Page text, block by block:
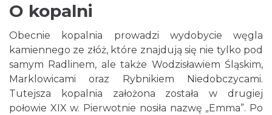
O kopalni
Obecnie kopalnia prowadzi wydobycie węgla
kamiennego ze złóż, które znajdują się nie tylko pod
samym Radlinem, ale także Wodzisławiem Śląskim,
Marklowicami oraz Rybnikiem Niedobczycami.
Tutejsza kopalnia założona została w drugiej
połowie XIX w. Pierwotnie nosiła nazwę „Emma”. Po